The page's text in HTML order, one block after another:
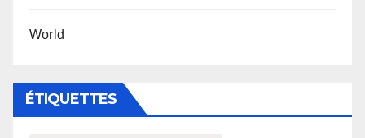
World
ÉTIQUETTES